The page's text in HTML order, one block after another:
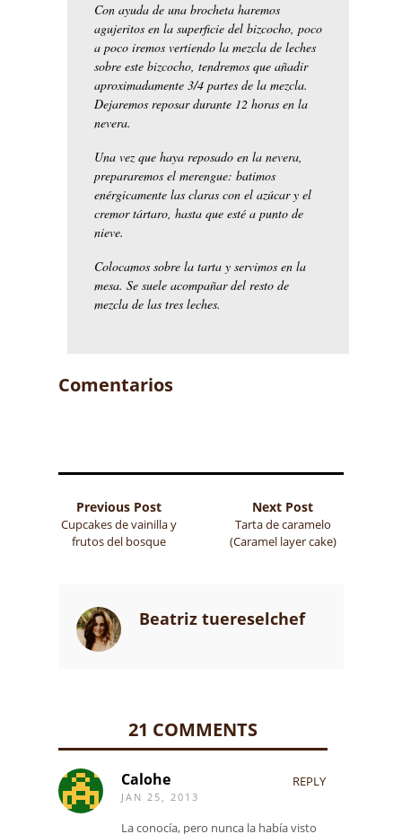
Con ayuda de una brocheta haremos
agujeritos en la superficie del bizcocho, poco
a poco iremos vertiendo la mezcla de leches
sobre este bizcocho, tendremos que añadir
aproximadamente 3/4 partes de la mezcla.
Dejaremos reposar durante 12 horas en la
nevera.
Una vez que haya reposado en la nevera,
prepararemos el merengue: batimos
enérgicamente las claras con el azúcar y el
cremor tártaro, hasta que esté a punto de
nieve.
Colocamos sobre la tarta y servimos en la
mesa. Se suele acompañar del resto de
mezcla de las tres leches.
Comentarios
Previous Post
Cupcakes de vainilla y
frutos del bosque
Next Post
Tarta de caramelo
(Caramel layer cake)
Beatriz tuereselchef
21 COMMENTS
Calohe
JAN 25, 2013
REPLY
La conocía, pero nunca la había visto